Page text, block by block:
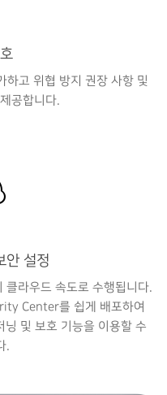
고 위협 방지 권장 사항 및
공합니다.
안 설정
라우드 속도로 수행됩니다.
Center를 쉽게 배포하여
및 보호 기능을 이용할 수
.